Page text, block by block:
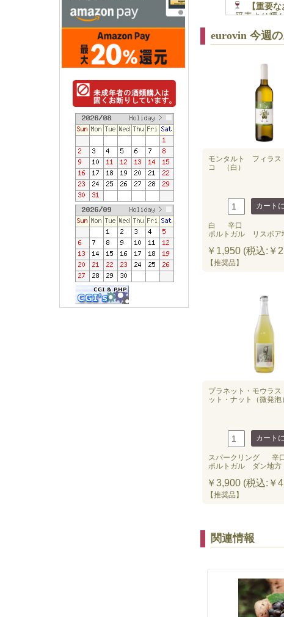
【重要
平素より暖
弊社におき
け、このた
引続き、
価格改定
eurovin 今週
モンタルト フィラ
コ （白）
白
辛口
ポルトガル リスボア
￥1,950 (税込:￥
【推奨品】
プラネット・モウラ
ット・ナット（微発泡
スパークリング
辛
ポルトガル ダン地方
￥3,900 (税込:￥
【推奨品】
関連情報